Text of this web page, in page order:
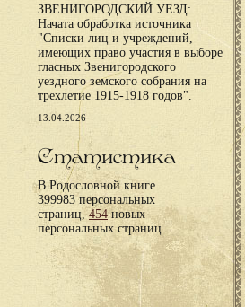
ЗВЕНИГОРОДСКИЙ УЕЗД:
Начата обработка источника
"Списки лиц и учреждений,
имеющих право участия в выборе
гласных Звенигородского
уездного земского собрания на
трехлетие 1915-1918 годов".
13.04.2026
Статистика
В Родословной книге
399983 персональных
страниц,454новых
персональных страниц